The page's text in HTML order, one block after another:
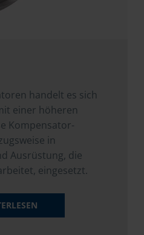
handelt es sich
einer höheren
Kompensator-
in
Ausrüstung, die
eingesetzt.